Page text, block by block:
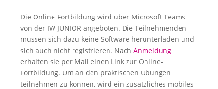
Die Online-Fortbildung wird über Microsoft Teams
von der IW JUNIOR angeboten. Die Teilnehmenden
müssen sich dazu keine Software herunterladen und
sich auch nicht registrieren. Nach Anmeldung
erhalten sie per Mail einen Link zur Online-
Fortbildung. Um an den praktischen Übungen
teilnehmen zu können, wird ein zusätzliches mobiles